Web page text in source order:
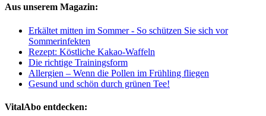
Aus unserem Magazin:
Erkältet mitten im Sommer - So schützen Sie sich vor
Sommerinfekten
Rezept: Köstliche Kakao-Waffeln
Die richtige Trainingsform
Allergien – Wenn die Pollen im Frühling fliegen
Gesund und schön durch grünen Tee!
VitalAbo entdecken: